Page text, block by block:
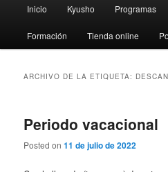
principal
Inicio Kyusho Programas
Formación Tienda online
ARCHIVO DE LA ETIQUETA:
Periodo vacacional
Posted on11 de julio de 2022